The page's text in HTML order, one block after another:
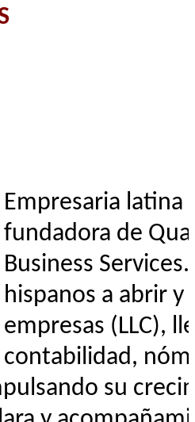
Empresaria latina
fundadora de
Business
hispanos a abrir
empresas (LLC),
contabilidad,
su